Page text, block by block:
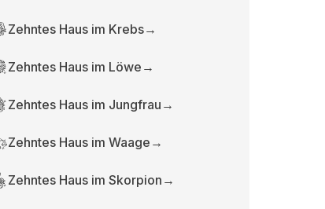
Zehntes Haus im Krebs→
Zehntes Haus im Löwe →
Zehntes Haus im Jungfrau →
Zehntes Haus im Waage →
Zehntes Haus im Skorpion →